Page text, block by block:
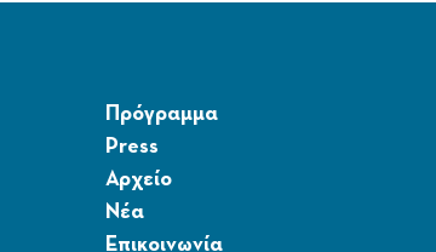
Πρόγραμμα
Press
Αρχείο
Νέα
Επικοινωνία